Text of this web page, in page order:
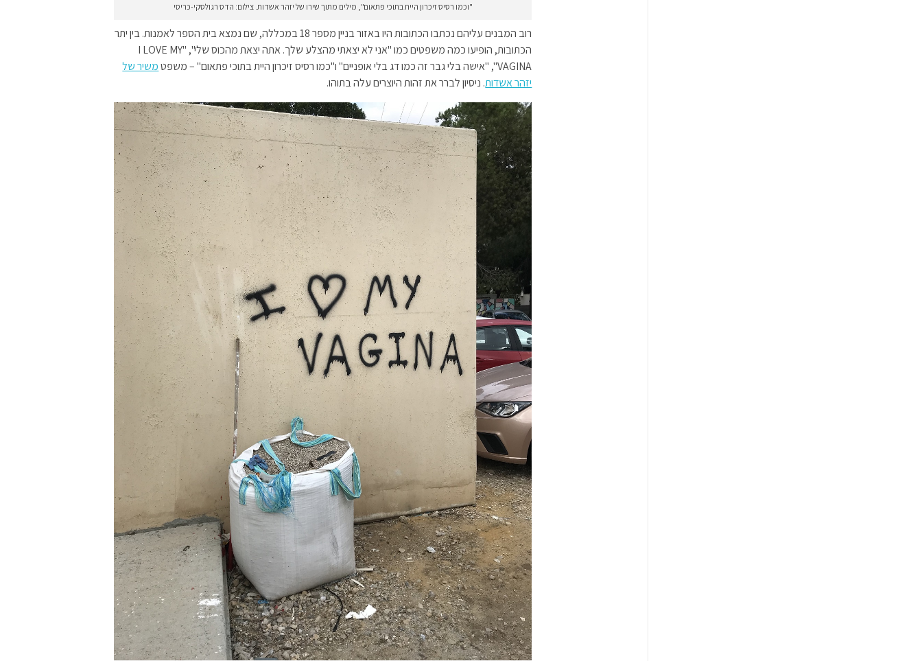
"וכמו רסיס זיכרון היית בתוכי פתאום", מילים מתוך שירו של יזהר אשדות. צילום: הדס רגולסקי-כריסי
רוב המבנים עליהם נכתבו הכתובות היו באזור בניין מספר 18 במכללה, שם נמצא בית הספר לאמנות. בין יתר
הכתובות, הופיעו כמה משפטים כמו "אני לא יצאתי מהצלע שלך. אתה יצאת מהכוס שלי", "I LOVE MY
VAGINA", "אישה בלי גבר זה כמו דג בלי אופניים" ו"כמו רסיס זיכרון היית בתוכי פתאום" – משפט
משיר של
יזהר אשדות. ניסיון לברר את זהות היוצרים עלה בתוהו.